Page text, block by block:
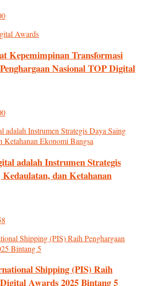
Kepemimpinan Transformasi
Nasional TOP Digital
adalah Instrumen Strategis
dan Ketahanan
Shipping (PIS) Raih
Awards 2025 Bintang 5